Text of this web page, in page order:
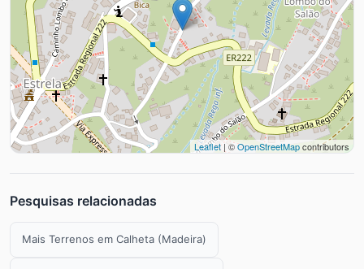
Leaflet| ©OpenStreetMapcontributors
Pesquisas relacionadas
Mais Terrenos em Calheta (Madeira)